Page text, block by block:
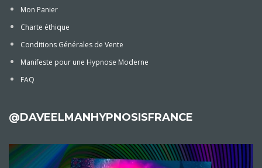
Mon Panier
Charte éthique
Conditions Générales de Vente
Manifeste pour une Hypnose Moderne
FAQ
@DAVEELMANHYPNOSISFRANCE